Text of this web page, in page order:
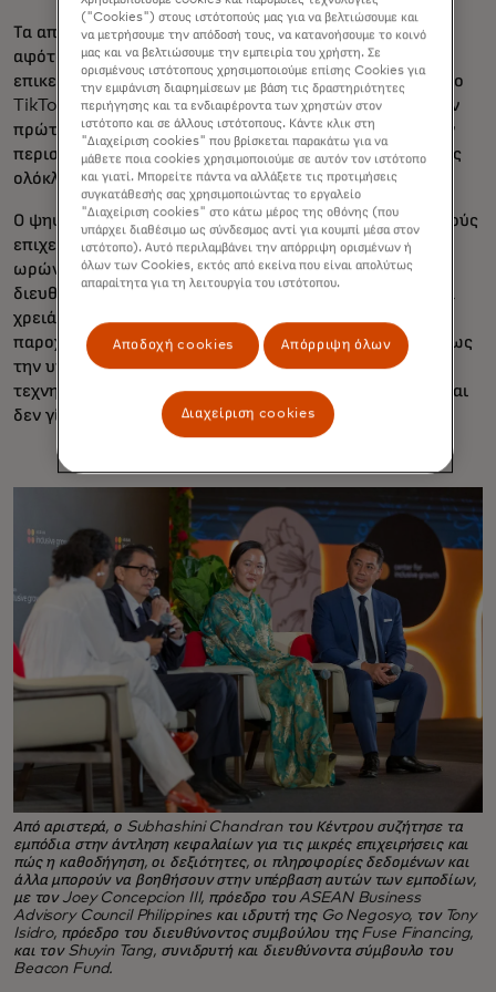
Τα αποτελέσματα ήταν εκπληκτικά. Για παράδειγμα,
αφότου η Magkawi, μια μάρκα καλλυντικών με
επικεφαλής γυναίκες από τις Φιλιππίνες, εντάχθηκε στο
TikTok Shop, τα έσοδά της αυξήθηκαν κατά 80%. «Στην
πρώτη ζωντανή μετάδοση», είπε ο Κλάιφουν, «έβγαλαν
περισσότερα χρήματα από όσα έβγαλαν εκτός σύνδεσης
ολόκληρο τον μήνα».
Ο ψηφιακός μετασχηματισμός έχει βοηθήσει τους μικρούς
επιχειρηματίες και την οικονομία των περιστασιακών
ωρών εργασίας, δήλωσε ο Άλεξ Χάνγκεϊτ, πρόεδρος και
διευθύνων σύμβουλος της υπερεφαρμογής Grab, αλλά
χρειάζεται να γίνει περισσότερη δουλειά — από την
παροχή μεγαλύτερης πρόσβασης σε κρίσιμα στοιχεία έως
την υποβοήθηση της μετάβασής τους σε έναν κόσμο με
τεχνητή νοημοσύνη, «όπου επωφελούνται από αυτήν και
δεν γίνονται θύματα», είπε.
Από αριστερά, ο Subhashini Chandran του Κέντρου συζήτησε τα
εμπόδια στην άντληση κεφαλαίων για τις μικρές επιχειρήσεις και
πώς η καθοδήγηση, οι δεξιότητες, οι πληροφορίες δεδομένων και
άλλα μπορούν να βοηθήσουν στην υπέρβαση αυτών των εμποδίων,
με τον Joey Concepcion III, πρόεδρο του ASEAN Business
Advisory Council Philippines και ιδρυτή της Go Negosyo, τον Tony
Isidro, πρόεδρο του διευθύνοντος συμβούλου της Fuse Financing,
και τον Shuyin Tang, συνιδρυτή και διευθύνοντα σύμβουλο του
Beacon Fund.
("Cookies") στους ιστότοπούς μας για να βελτιώσουμε και
να μετρήσουμε την απόδοσή τους, να κατανοήσουμε το κοινό
μας και να βελτιώσουμε την εμπειρία του χρήστη. Σε
ορισμένους ιστότοπους χρησιμοποιούμε επίσης Cookies για
την εμφάνιση διαφημίσεων με βάση τις δραστηριότητες
περιήγησης και τα ενδιαφέροντα των χρηστών στον
ιστότοπο και σε άλλους ιστότοπους. Κάντε κλικ στη
"Διαχείριση cookies" που βρίσκεται παρακάτω για να
μάθετε ποια cookies χρησιμοποιούμε σε αυτόν τον ιστότοπο
και γιατί. Μπορείτε πάντα να αλλάξετε τις προτιμήσεις
συγκατάθεσής σας χρησιμοποιώντας το εργαλείο
"Διαχείριση cookies" στο κάτω μέρος της οθόνης (που
υπάρχει διαθέσιμο ως σύνδεσμος αντί για κουμπί μέσα στον
ιστότοπο). Αυτό περιλαμβάνει την απόρριψη ορισμένων ή
όλων των Cookies, εκτός από εκείνα που είναι απολύτως
απαραίτητα για τη λειτουργία του ιστότοπου.
Αποδοχή cookies Απόρριψη όλων
Διαχείριση cookies